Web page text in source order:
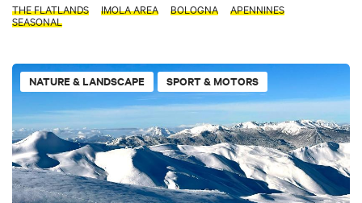
THE FLATLANDS IMOLA AREA BOLOGNA
APENNINES
SEASONAL
NATURE & LANDSCAPE SPORT & MOTORS